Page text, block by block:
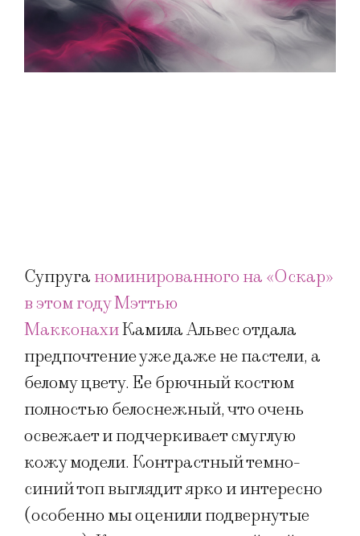
Супруга номинированного на «Оскар»
в этом году Мэттью
МакконахиКамила Альвес отдала
предпочтение уже даже не пастели, а
белому цвету. Ее брючный костюм
полностью белоснежный, что очень
освежает и подчеркивает смуглую
кожу модели. Контрастный темно-
синий топ выглядит ярко и интересно
(особенно мы оценили подвернутые